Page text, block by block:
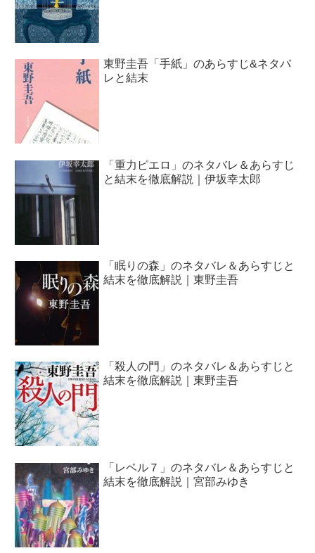
東野圭吾「手紙」のあらすじ&ネタバ
レと結末
「重力ピエロ」のネタバレ＆あらすじ
と結末を徹底解説｜伊坂幸太郎
「眠りの森」のネタバレ＆あらすじと
結末を徹底解説｜東野圭吾
「殺人の門」のネタバレ＆あらすじと
結末を徹底解説｜東野圭吾
「レベル７」のネタバレ＆あらすじと
結末を徹底解説｜宮部みゆき